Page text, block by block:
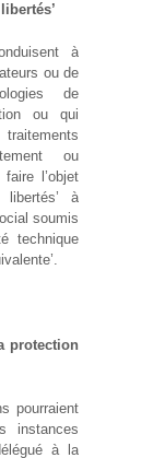
à
ou de
de
ou qui
ou
l’objet
libertés’ à
soumis
technique
protection
pourraient
instances
à la